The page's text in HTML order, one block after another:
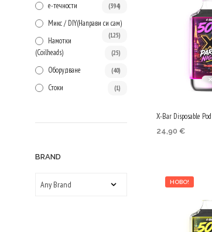
е-течности (394)
Микс / DIY(Направи си сам)
(125)
Намотки
(Сoilheads)
(25)
Оборудване (40)
Стоки (1)
BRAND
X-Bar Disposable
24,90€
has
The
НОВО!